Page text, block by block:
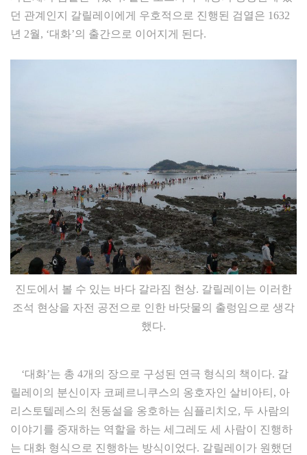
던 관계인지 갈릴레이에게 우호적으로 진행된 검열은 1632
년 2월, ‘대화’의 출간으로 이어지게 된다.
진도에서 볼 수 있는 바다 갈라짐 현상. 갈릴레이는 이러한
조석 현상을 자전 공전으로 인한 바닷물의 출렁임으로 생각
했다.
‘대화’는 총 4개의 장으로 구성된 연극 형식의 책이다. 갈
릴레이의 분신이자 코페르니쿠스의 옹호자인 살비아티, 아
리스토텔레스의 천동설을 옹호하는 심플리치오, 두 사람의
이야기를 중재하는 역할을 하는 세그레도 세 사람이 진행하
는 대화 형식으로 진행하는 방식이었다. 갈릴레이가 원했던